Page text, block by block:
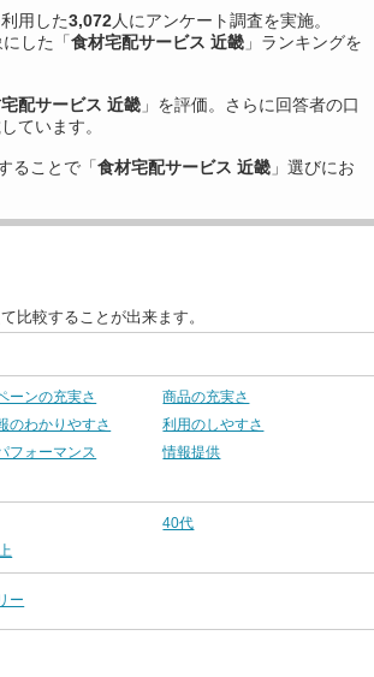
用した3,072人にアンケート調査を実施。
した「食材宅配サービス 近畿 」ランキングを
配サービス 近畿 」を評価。さらに回答者の口
ています。
ることで「食材宅配サービス 近畿 」選びにお
比較することが出来ます。
ーンの充実さ
商品の充実さ
のわかりやすさ
利用のしやすさ
フォーマンス
情報提供
40代
ー